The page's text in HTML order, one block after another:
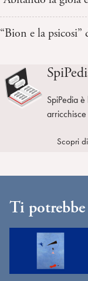
“Bion e la
SpiPedia
Scopri
Ti potrebbe